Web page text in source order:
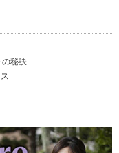
の秘訣